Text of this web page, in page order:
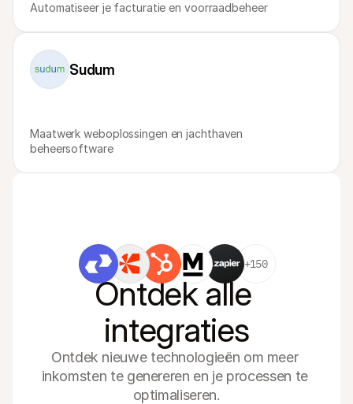
Automatiseer je facturatie en voorraadbeheer
Sudum
Maatwerk weboplossingen en jachthaven
beheersoftware
+150
Ontdek alle
integraties
Ontdek nieuwe technologieën om meer
inkomsten te genereren en je processen te
optimaliseren.